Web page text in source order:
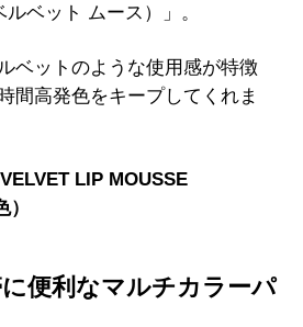
ベット ムース）」。
ベットのような使用感が特徴
間高発色をキープしてくれま
LIP MOUSSE
便利なマルチカラーパ